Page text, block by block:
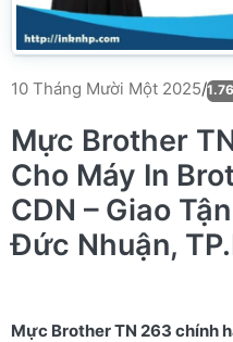
10 Tháng Mười Một 2025/
Mực Brother
Cho Máy In
CDN – Giao
Đức Nhuận,
Mực Brother TN 263 chính